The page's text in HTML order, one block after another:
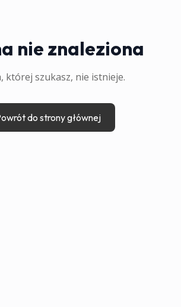
nie znaleziona
której szukasz, nie istnieje.
do strony głównej